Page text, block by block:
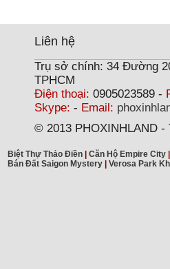
Liên hệ
Trụ sở chính: 34 Đường
TPHCM
Điện thoại: 0905023589 -
Skype: - Email:
© 2013 PHOXINHLAND -
Biệt Thự Thảo Điền| Căn Hộ Empire City|
Bán Đất Saigon Mystery| Verosa Park